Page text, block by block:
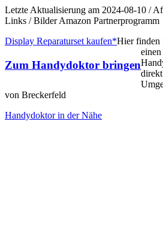
Letzte Aktualisierung am 2024-08-10 /
Links / Bilder Amazon Partnerprogramm
Display Reparaturset kaufen*
Zum Handydoktor bringen
Hier finden
einen
von Breckerfeld
Handydoktor in der Nähe